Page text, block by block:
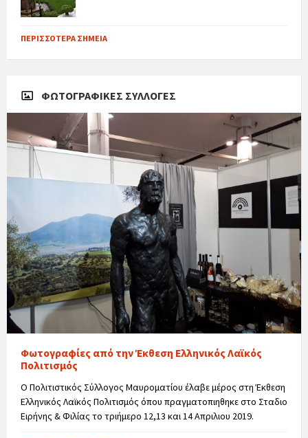
ΠΕΡΙΣΣΌΤΕΡΑ ΣΗΜΕΊΑ
ΦΩΤΟΓΡΑΦΙΚΈΣ ΣΥΛΛΟΓΈΣ
Φωτογραφίες από την Έκθεση Ελληνικός Λαϊκός
Πολιτισμός
Ο Πολιτιστικός Σύλλογος Μαυροματίου έλαβε μέρος στη Έκθεση
Ελληνικός Λαϊκός Πολιτισμός όπου πραγματοπιηθηκε στο Σταδιο
Ειρήνης & Φιλίας το τριήμερο 12,13 και 14 Απριλιου 2019.